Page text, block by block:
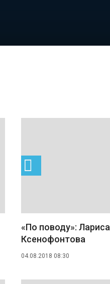
«По поводу»: Лариса
Ксенофонтова
04.08.2018 08:30